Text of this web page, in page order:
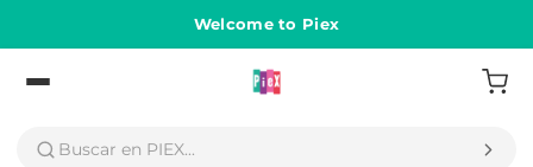
al contenido
Welcome to Piex